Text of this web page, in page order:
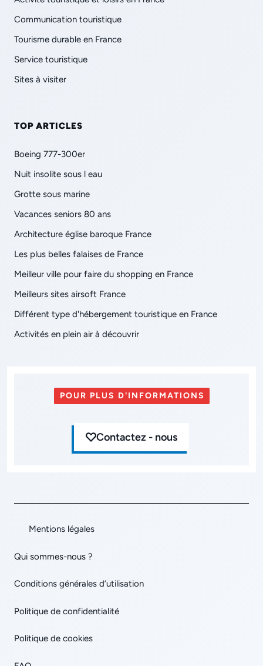
Communication touristique
Tourisme durable en France
Service touristique
Sites à visiter
TOP ARTICLES
Boeing 777-300er
Nuit insolite sous l eau
Grotte sous marine
Vacances seniors 80 ans
Architecture église baroque France
Les plus belles falaises de France
Meilleur ville pour faire du shopping en France
Meilleurs sites airsoft France
Différent type d'hébergement touristique en France
Activités en plein air à découvrir
POUR PLUS D'INFORMATIONS
Contactez - nous
Mentions légales
Qui sommes-nous ?
Conditions générales d’utilisation
Politique de confidentialité
Politique de cookies